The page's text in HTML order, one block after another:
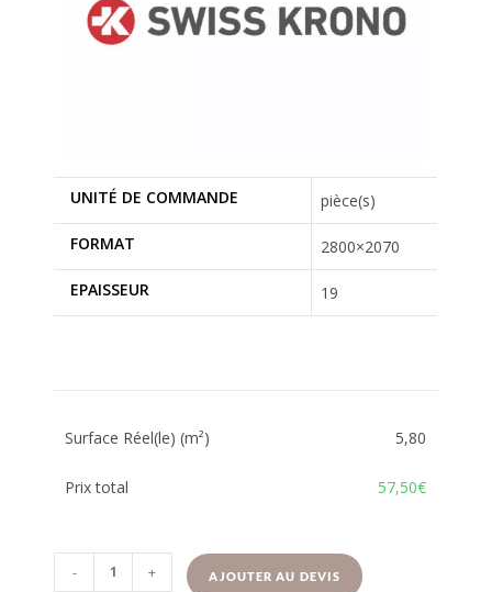
UNITÉ DE COMMANDE pièce(s)
FORMAT 2800×2070
EPAISSEUR 19
Surface Réel(le) (m²) 5,80
Prix total 57,50€
- + AJOUTER AU DEVIS